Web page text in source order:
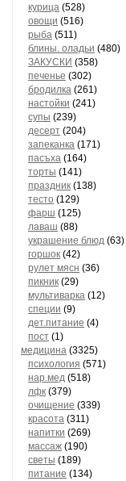
курица (528)
овощи (516)
рыба (511)
блины. оладьи (480)
ЗАКУСКИ (358)
печенье (302)
бродилка (261)
настойки (241)
супы (239)
десерт (204)
запеканка (171)
пасъха (164)
торты (141)
праздник (138)
тесто (129)
фарш (125)
лаваш (88)
украшение блюд (63)
горшок (42)
рулет мясн (36)
пикник (29)
мультиварка (12)
специи (9)
дет.питание (4)
пост (1)
медицина (3325)
психология (571)
нар.мед (518)
лфк (379)
очищение (339)
красота (311)
напитки (269)
массаж (190)
светы (189)
питание (134)